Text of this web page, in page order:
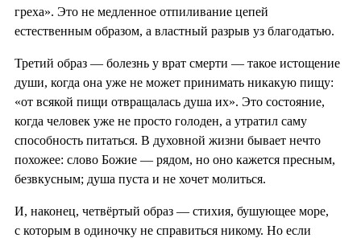
греха». Это не медленное отпиливание цепей
естественным образом, а властный разрыв уз благодатью.
Третий образ — болезнь у врат смерти — такое истощение
души, когда она уже не может принимать никакую пищу:
«от всякой пищи отвращалась душа их». Это состояние,
когда человек уже не просто голоден, а утратил саму
способность питаться. В духовной жизни бывает нечто
похожее: слово Божие — рядом, но оно кажется пресным,
безвкусным; душа пуста и не хочет молиться.
И, наконец, четвёртый образ — стихия, бушующее море,
с которым в одиночку не справиться никому. Но если